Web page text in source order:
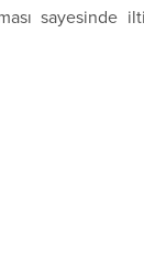
sayesinde